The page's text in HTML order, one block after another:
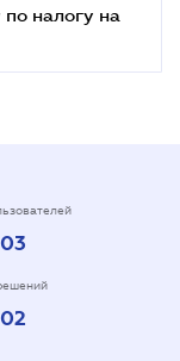
по налогу на